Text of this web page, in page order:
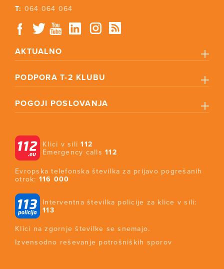
T: 064 064 064
AKTUALNO
PODPORA T-2 KLUBU
POGOJI POSLOVANJA
Klici v sili112
Emergency calls112
Evropska telefonska številka za prijavo pogrešanih
otrok: 116 000
Interventna številka policije za klice v sili:
113
Klici na zgornje številke se snemajo.
Izvensodno reševanje potrošniških sporov